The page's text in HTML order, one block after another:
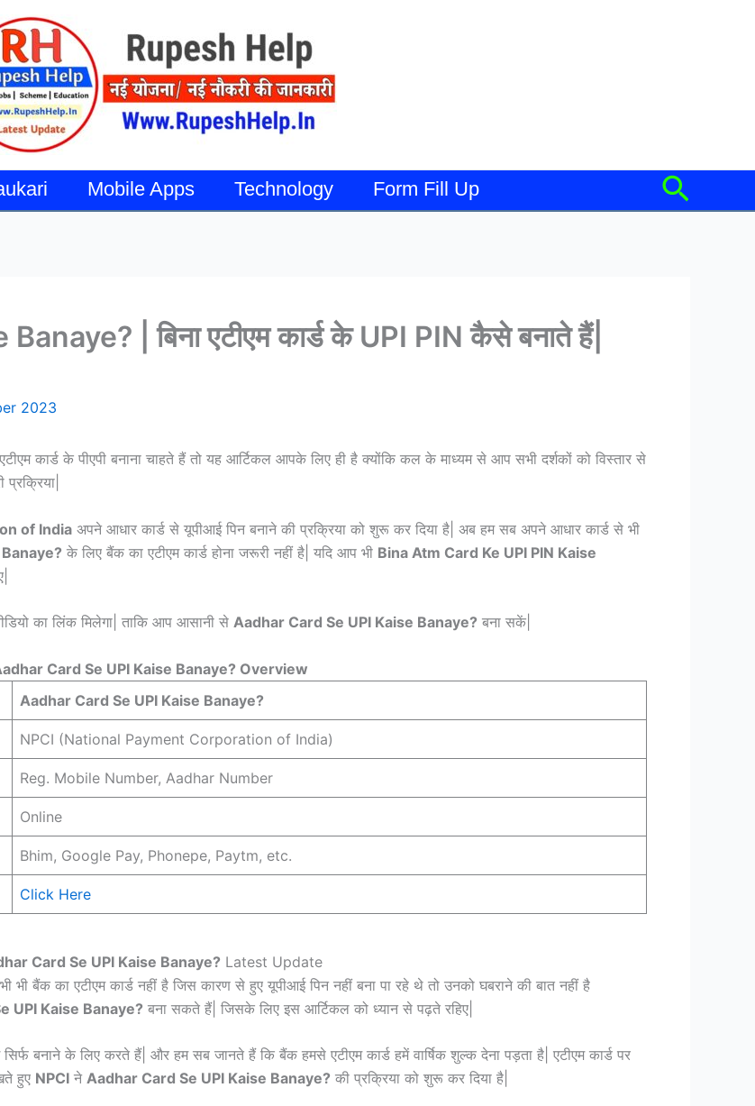
Mobile Apps Technology Form Fill Up
| बिना एटीएम कार्ड के UPI PIN कैसे बनाते हैं|
2023
कार्ड के पीएपी बनाना चाहते हैं तो यह आर्टिकल आपके लिए ही है क्योंकि कल के माध्यम से आप सभी दर्शकों को विस्तार से
प्रक्रिया|
of India अपने आधार कार्ड से यूपीआई पिन बनाने की प्रक्रिया को शुरू कर दिया है| अब हम सब अपने आधार कार्ड से भी
के लिए बैंक का एटीएम कार्ड होना जरूरी नहीं है| यदि आप भी Bina Atm Card Ke UPI PIN Kaise
का लिंक मिलेगा| ताकि आप आसानी से Aadhar Card Se UPI Kaise Banaye? बना सकें|
Card Se UPI Kaise Banaye? Overview
Aadhar Card Se UPI Kaise Banaye?
NPCI (National Payment Corporation of India)
Reg. Mobile Number, Aadhar Number
Online
Bhim, Google Pay, Phonepe, Paytm, etc.
Click Here
Card Se UPI Kaise Banaye? Latest Update
बैंक का एटीएम कार्ड नहीं है जिस कारण से हुए यूपीआई पिन नहीं बना पा रहे थे तो उनको घबराने की बात नहीं है
UPI Kaise Banaye? बना सकते हैं| जिसके लिए इस आर्टिकल को ध्यान से पढ़ते रहिए|
बनाने के लिए करते हैं| और हम सब जानते हैं कि बैंक हमसे एटीएम कार्ड हमें वार्षिक शुल्क देना पड़ता है| एटीएम कार्ड पर
हुए NPCI ने Aadhar Card Se UPI Kaise Banaye? की प्रक्रिया को शुरू कर दिया है|